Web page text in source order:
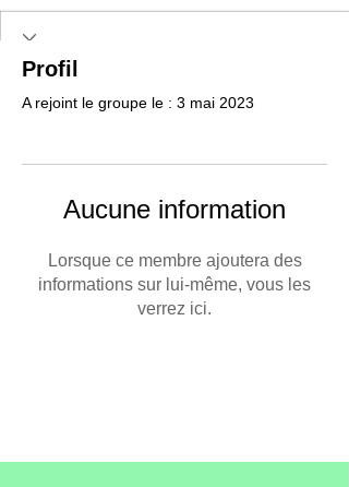
Profil
A rejoint le groupe le : 3 mai 2023
Aucune information
Lorsque ce membre ajoutera des
informations sur lui-même, vous les
verrez ici.